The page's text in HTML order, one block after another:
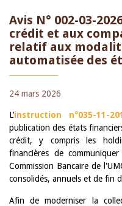
Avis N° 002-03-
crédit et aux
relatif aux
automatisée des
24 mars 2026
L’instruction n°035-11-
publication des états
crédit, y compris les
financières de
Commission Bancaire de
consolidés, annuels et de fin
Afin de moderniser la